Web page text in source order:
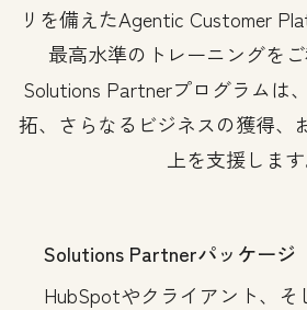
リを備えたAgentic Customer
最高水準のトレーニングを
Solutions Partnerプログラムは
拓、さらなるビジネスの獲得、
上を支援します
Solutions Partnerパッケージ
HubSpotやクライアント、そ